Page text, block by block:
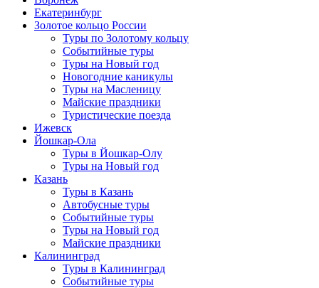
Екатеринбург
Золотое кольцо России
Туры по Золотому кольцу
Событийные туры
Туры на Новый год
Новогодние каникулы
Туры на Масленицу
Майские праздники
Туристические поезда
Ижевск
Йошкар-Ола
Туры в Йошкар-Олу
Туры на Новый год
Казань
Туры в Казань
Автобусные туры
Событийные туры
Туры на Новый год
Майские праздники
Калининград
Туры в Калининград
Событийные туры